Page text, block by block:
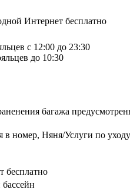
Интернет бесплатно
с 12:00 до 23:30
до 10:30
багажа
в номер, Няня/Услуги по
бесплатно